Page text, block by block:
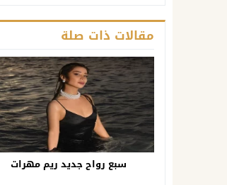
مقالات ذات صلة
سبع رواح جديد ريم مهرات